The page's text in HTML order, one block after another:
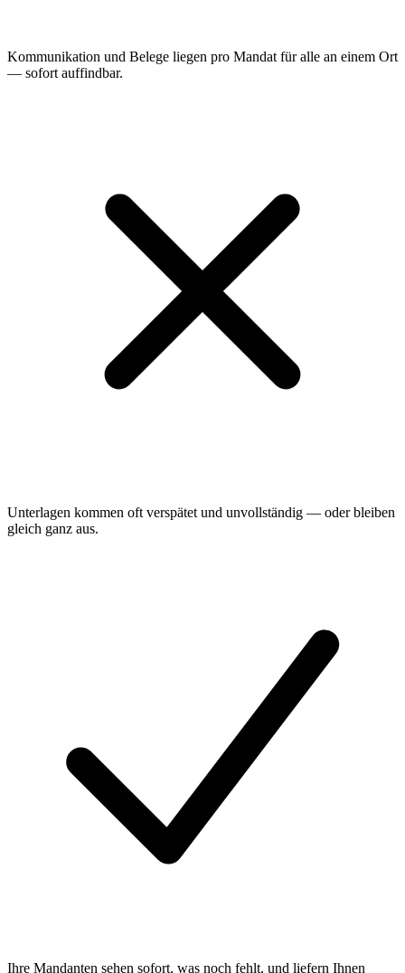
Kommunikation und Belege liegen pro Mandat für alle an einem Ort
— sofort auffindbar.
Unterlagen kommen oft verspätet und unvollständig — oder bleiben
gleich ganz aus.
Ihre Mandanten sehen sofort, was noch fehlt, und liefern Ihnen